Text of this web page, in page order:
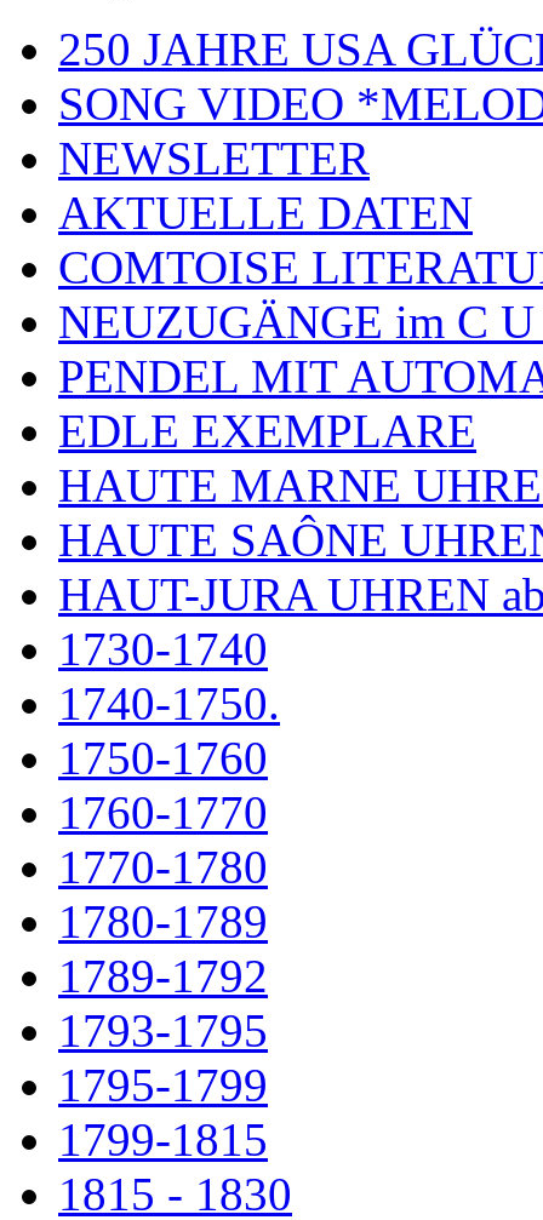
250 JAHRE USA
SONG VIDEO
NEWSLETTER
AKTUELLE DATEN
COMTOISE
NEUZUGÄNGE im C
PENDEL MIT
EDLE EXEMPLARE
HAUTE MARNE
HAUTE SAÔNE
HAUT-JURA UHREN
1730-1740
1740-1750.
1750-1760
1760-1770
1770-1780
1780-1789
1789-1792
1793-1795
1795-1799
1799-1815
1815 - 1830